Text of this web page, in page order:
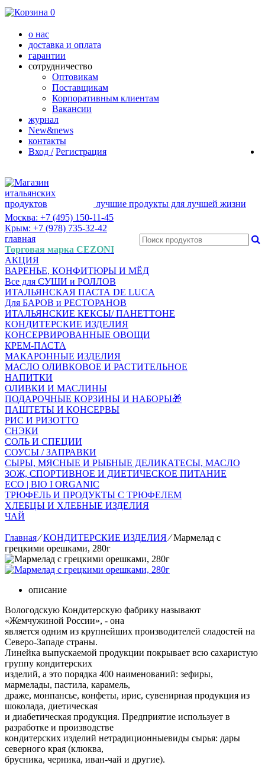
0
о нас
доставка и оплата
гарантии
сотрудничество
Оптовикам
Поставщикам
Корпоративным клиентам
Вакансии
журнал
New&news
контакты
Вход / Регистрация
лучшие продукты для лучшей жизни
Москва: +7 (495) 150-11-45
Крым: +7 (978) 735-32-42
главная
Торговая марка CEZONI
АКЦИЯ
ВАРЕНЬЕ, КОНФИТЮРЫ И МЁД
Все для СУШИ и РОЛЛОВ
ИТАЛЬЯНСКАЯ ПАСТА DE LUCA
Для БАРОВ и РЕСТОРАНОВ
ИТАЛЬЯНСКИЕ КЕКСЫ/ ПАНЕТТОНЕ
КОНДИТЕРСКИЕ ИЗДЕЛИЯ
КОНСЕРВИРОВАННЫЕ ОВОЩИ
КРЕМ-ПАСТА
МАКАРОННЫЕ ИЗДЕЛИЯ
МАСЛО ОЛИВКОВОЕ И РАСТИТЕЛЬНОЕ
НАПИТКИ
ОЛИВКИ И МАСЛИНЫ
ПОДАРОЧНЫЕ КОРЗИНЫ И НАБОРЫ🎁
ПАШТЕТЫ И КОНСЕРВЫ
РИС И РИЗОТТО
СНЭКИ
СОЛЬ И СПЕЦИИ
СОУСЫ / ЗАПРАВКИ
СЫРЫ, МЯСНЫЕ И РЫБНЫЕ ДЕЛИКАТЕСЫ, МАСЛО
ЗОЖ, СПОРТИВНОЕ И ДИЕТИЧЕСКОЕ ПИТАНИЕ
ECO | BIO I ORGANIC
ТРЮФЕЛЬ И ПРОДУКТЫ С ТРЮФЕЛЕМ
ХЛЕБЦЫ И ХЛЕБНЫЕ ИЗДЕЛИЯ
ЧАЙ
Главная⁄КОНДИТЕРСКИЕ ИЗДЕЛИЯ ⁄ Мармелад с
грецкими орешками, 280г
описание
Вологодскую Кондитерскую фабрику называют
«Жемчужиной России», - она
является одним из крупнейших производителей сладостей на
Северо-Западе страны.
Линейка выпускаемой продукции покрывает всю сахаристую
группу кондитерских
изделий, а это порядка 400 наименований: зефиры,
мармелады, пастила, карамель,
драже, монпансье, конфеты, ирис, сувенирная продукция из
шоколада, диетическая
и диабетическая продукция. Предприятие использует в
разработке и производстве
кондитерских изделий нетрадиционныевиды сырья: дары
северного края (клюква,
брусника, черника, иван-чай и другие).